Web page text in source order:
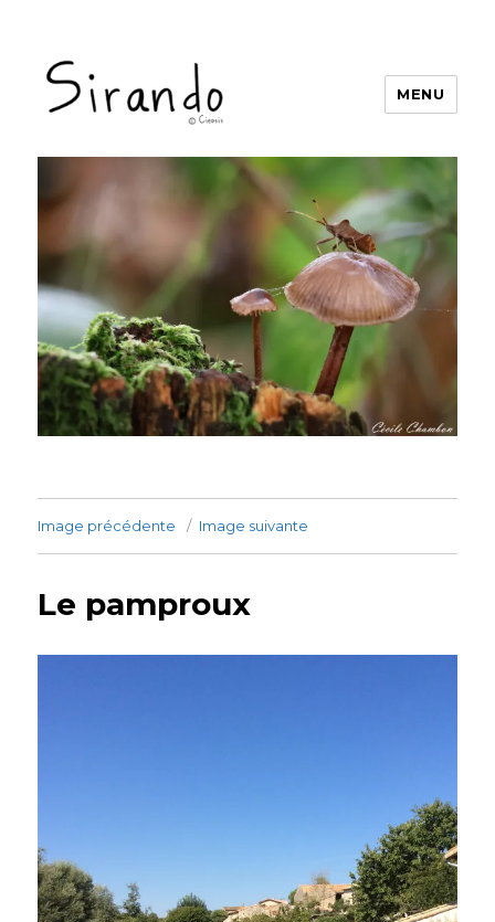
MENU
Image précédente Image suivante
Le pamproux